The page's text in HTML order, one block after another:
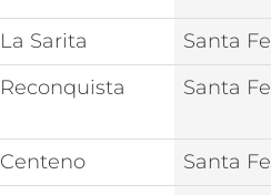
La Sarita
Santa Fe
Reconquista Santa Fe
Centeno
Santa Fe